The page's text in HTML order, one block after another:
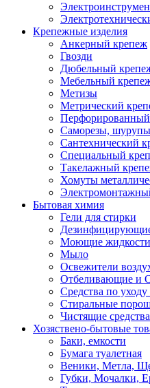
Крепежные изделия
Анкерный крепеж
Гвозди
Дюбельный
Мебельный
Метизы
Метрический
Саморезы, шурупы
Сантехнический
Специальный
Такелажный
Хомуты
Бытовая химия
Гели для стирки
Моющие жидкости
Мыло
Освежители
Отбеливающие и
Средства по
Стиральные
Чистящие средства
Хозяствено-бытовые
Баки, емкости
Бумага туалетная
Веники, Метла,
Губки, Мочалки,